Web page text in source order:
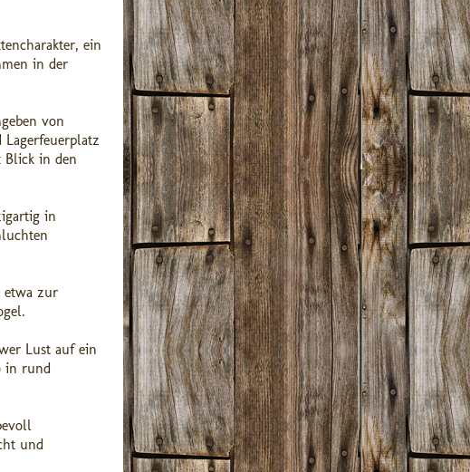
ein
in der
von
Blick in den
in
etwa zur
Lust auf ein
in rund
und